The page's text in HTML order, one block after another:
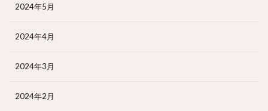
2024年5月
2024年4月
2024年3月
2024年2月